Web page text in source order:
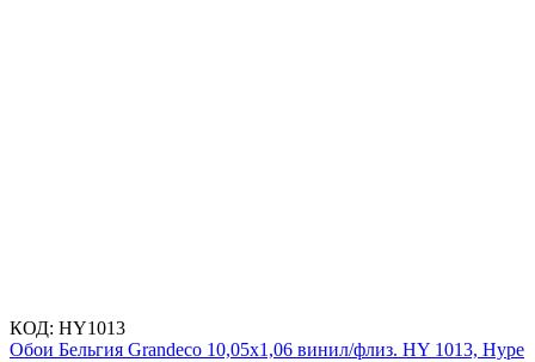
КОД: HY1013
Обои Бельгия Grandeco 10,05х1,06 винил/флиз. HY 1013, Hype